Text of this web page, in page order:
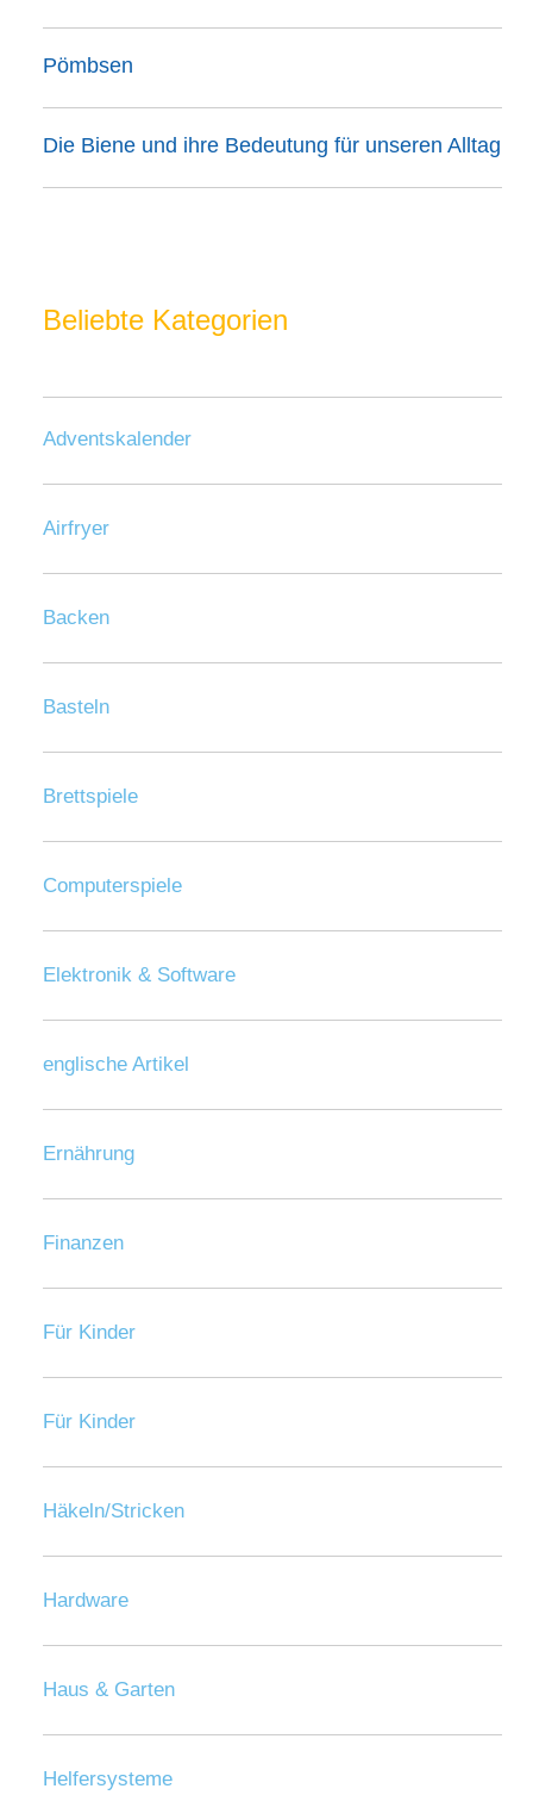
Pömbsen
Die Biene und ihre Bedeutung für unseren Alltag
Beliebte Kategorien
Adventskalender
Airfryer
Backen
Basteln
Brettspiele
Computerspiele
Elektronik & Software
englische Artikel
Ernährung
Finanzen
Für Kinder
Für Kinder
Häkeln/Stricken
Hardware
Haus & Garten
Helfersysteme